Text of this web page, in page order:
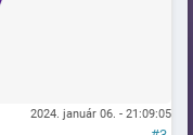
2024. január 06. - 21:09:05